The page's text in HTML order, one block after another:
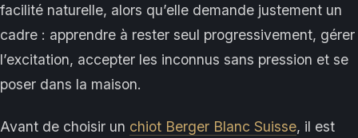
facilité naturelle, alors qu’elle demande justement un
cadre : apprendre à rester seul progressivement, gérer
l’excitation, accepter les inconnus sans pression et se
poser dans la maison.
Avant de choisir un chiot Berger Blanc Suisse, il est